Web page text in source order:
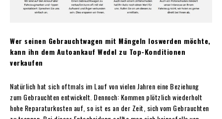
Wer seinen Gebrauchtwagen mit Mängeln loswerden möchte,
kann ihn dem Autoankauf Wedel zu Top-Konditionen
verkaufen
Natürlich hat sich oftmals im Lauf von vielen Jahren eine Beziehung
zum Gebrauchten entwickelt. Dennoch: Kommen plötzlich wiederholt
hohe Reparaturkosten auf, so ist es an der Zeit, sich vom Gebrauchten